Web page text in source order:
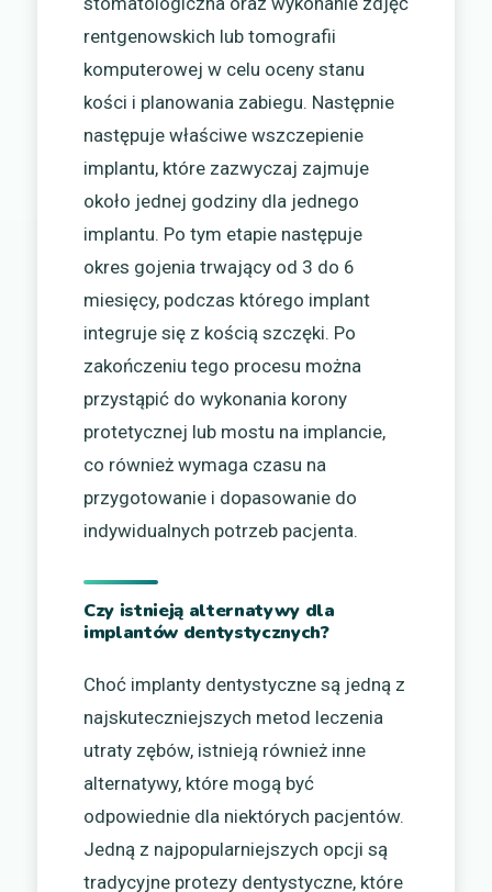
rentgenowskich lub tomografii
komputerowej w celu oceny stanu
kości i planowania zabiegu. Następnie
następuje właściwe wszczepienie
implantu, które zazwyczaj zajmuje
około jednej godziny dla jednego
implantu. Po tym etapie następuje
okres gojenia trwający od 3 do 6
miesięcy, podczas którego implant
integruje się z kością szczęki. Po
zakończeniu tego procesu można
przystąpić do wykonania korony
protetycznej lub mostu na implancie,
co również wymaga czasu na
przygotowanie i dopasowanie do
indywidualnych potrzeb pacjenta.
Czy istnieją alternatywy dla
implantów dentystycznych?
Choć implanty dentystyczne są jedną z
najskuteczniejszych metod leczenia
utraty zębów, istnieją również inne
alternatywy, które mogą być
odpowiednie dla niektórych pacjentów.
Jedną z najpopularniejszych opcji są
tradycyjne protezy dentystyczne, które